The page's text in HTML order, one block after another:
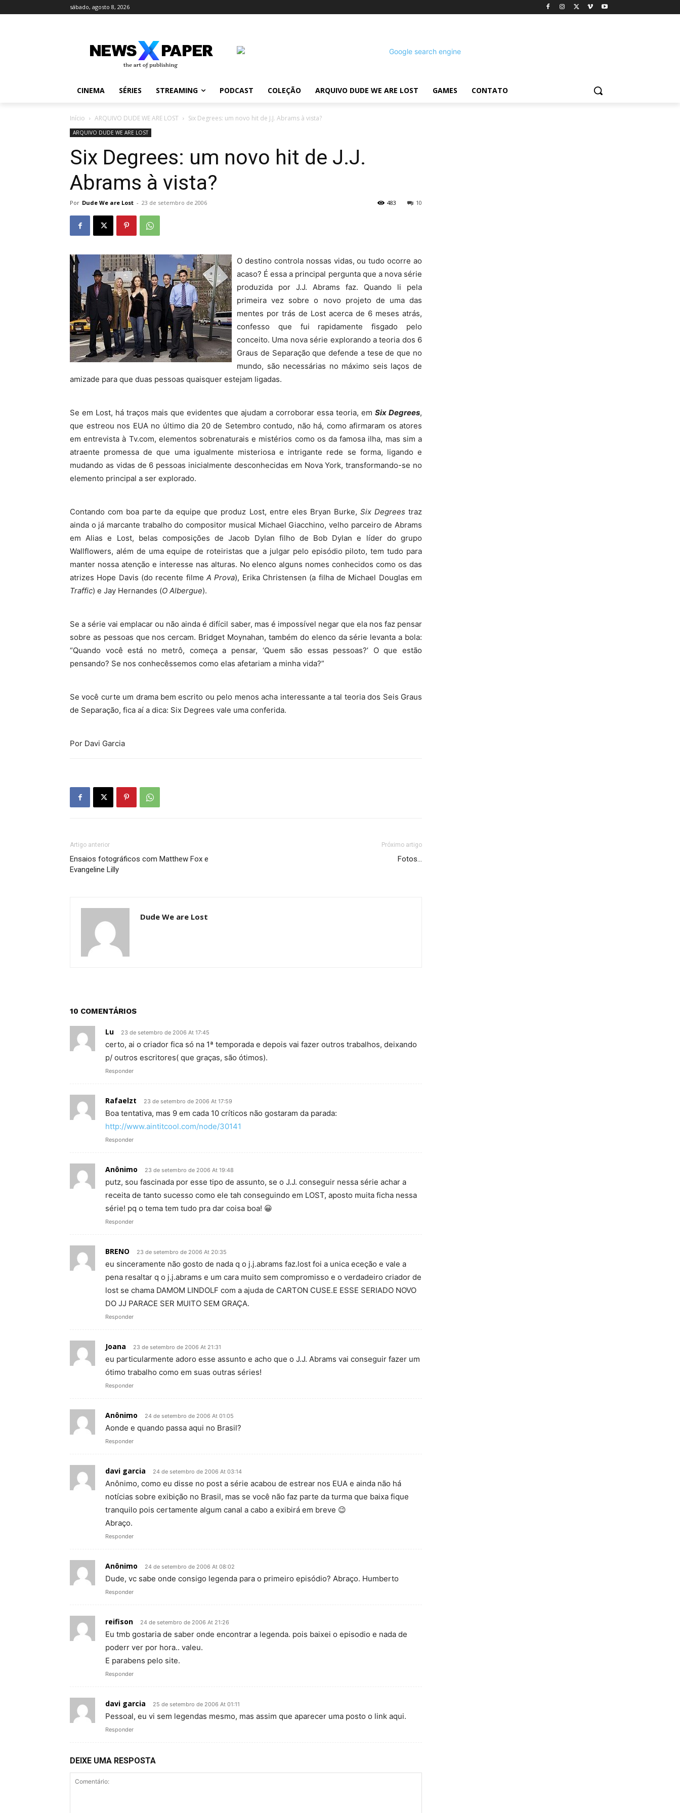
sábado, agosto 8, 2026
CINEMA SÉRIES STREAMING PODCAST COLEÇÃO ARQUIVO DUDE WE ARE LOST GAMES CONTATO
Início ARQUIVO DUDE WE ARE LOST Six Degrees: um novo hit de J.J. Abrams à vista?
ARQUIVO DUDE WE ARE LOST
Six Degrees: um novo hit de J.J.
Abrams à vista?
Por Dude We are Lost - 23 de setembro de 2006 10
483
O destino controla nossas vidas, ou tudo ocorre ao
acaso? É essa a principal pergunta que a nova série
produzida por J.J. Abrams faz. Quando li pela
primeira vez sobre o novo projeto de uma das
mentes por trás de Lost acerca de 6 meses atrás,
confesso que fui rapidamente fisgado pelo
conceito. Uma nova série explorando a teoria dos 6
Graus de Separação que defende a tese de que no
mundo, são necessárias no máximo seis laços de
amizade para que duas pessoas quaisquer estejam ligadas.
Se em Lost, há traços mais que evidentes que ajudam a corroborar essa teoria, em Six Degrees,
que estreou nos EUA no último dia 20 de Setembro contudo, não há, como afirmaram os atores
em entrevista à Tv.com, elementos sobrenaturais e mistérios como os da famosa ilha, mas sim a
atraente promessa de que uma igualmente misteriosa e intrigante rede se forma, ligando e
mudando as vidas de 6 pessoas inicialmente desconhecidas em Nova York, transformando-se no
elemento principal a ser explorado.
Contando com boa parte da equipe que produz Lost, entre eles Bryan Burke, Six Degrees traz
ainda o já marcante trabalho do compositor musical Michael Giacchino, velho parceiro de Abrams
em Alias e Lost, belas composições de Jacob Dylan filho de Bob Dylan e líder do grupo
Wallflowers, além de uma equipe de roteiristas que a julgar pelo episódio piloto, tem tudo para
manter nossa atenção e interesse nas alturas. No elenco alguns nomes conhecidos como os das
atrizes Hope Davis (do recente filme A Prova), Erika Christensen (a filha de Michael Douglas em
Traffic) e Jay Hernandes (O Albergue).
Se a série vai emplacar ou não ainda é difícil saber, mas é impossível negar que ela nos faz pensar
sobre as pessoas que nos cercam. Bridget Moynahan, também do elenco da série levanta a bola:
“Quando você está no metrô, começa a pensar, ‘Quem são essas pessoas?’ O que estão
pensando? Se nos conhecêssemos como elas afetariam a minha vida?”
Se você curte um drama bem escrito ou pelo menos acha interessante a tal teoria dos Seis Graus
de Separação, fica aí a dica: Six Degrees vale uma conferida.
Por Davi Garcia
Artigo anterior
Ensaios fotográficos com Matthew Fox e
Evangeline Lilly
Próximo artigo
Fotos…
Dude We are Lost
10 COMENTÁRIOS
Lu 23 de setembro de 2006 At 17:45
certo, ai o criador fica só na 1ª temporada e depois vai fazer outros trabalhos, deixando
p/ outros escritores( que graças, são ótimos).
Responder
Rafaelzt 23 de setembro de 2006 At 17:59
Boa tentativa, mas 9 em cada 10 críticos não gostaram da parada:
http://www.aintitcool.com/node/30141
Responder
Anônimo 23 de setembro de 2006 At 19:48
putz, sou fascinada por esse tipo de assunto, se o J.J. conseguir nessa série achar a
receita de tanto sucesso como ele tah conseguindo em LOST, aposto muita ficha nessa
série! pq o tema tem tudo pra dar coisa boa! 😀
Responder
BRENO 23 de setembro de 2006 At 20:35
eu sinceramente não gosto de nada q o j.j.abrams faz.lost foi a unica eceção e vale a
pena resaltar q o j.j.abrams e um cara muito sem compromisso e o verdadeiro criador de
lost se chama DAMOM LINDOLF com a ajuda de CARTON CUSE.E ESSE SERIADO NOVO
DO JJ PARACE SER MUITO SEM GRAÇA.
Responder
Joana 23 de setembro de 2006 At 21:31
eu particularmente adoro esse assunto e acho que o J.J. Abrams vai conseguir fazer um
ótimo trabalho como em suas outras séries!
Responder
Anônimo 24 de setembro de 2006 At 01:05
Aonde e quando passa aqui no Brasil?
Responder
davi garcia 24 de setembro de 2006 At 03:14
Anônimo, como eu disse no post a série acabou de estrear nos EUA e ainda não há
notícias sobre exibição no Brasil, mas se você não faz parte da turma que baixa fique
tranquilo pois certamente algum canal a cabo a exibirá em breve 😉
Abraço.
Responder
Anônimo 24 de setembro de 2006 At 08:02
Dude, vc sabe onde consigo legenda para o primeiro episódio? Abraço. Humberto
Responder
reifison 24 de setembro de 2006 At 21:26
Eu tmb gostaria de saber onde encontrar a legenda. pois baixei o episodio e nada de
poderr ver por hora.. valeu.
E parabens pelo site.
Responder
davi garcia 25 de setembro de 2006 At 01:11
Pessoal, eu vi sem legendas mesmo, mas assim que aparecer uma posto o link aqui.
Responder
DEIXE UMA RESPOSTA